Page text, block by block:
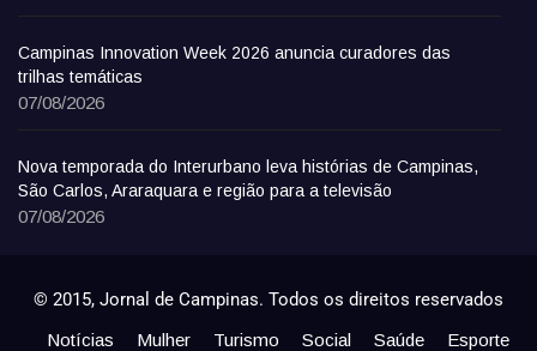
Campinas Innovation Week 2026 anuncia curadores das
trilhas temáticas
07/08/2026
Nova temporada do Interurbano leva histórias de Campinas,
São Carlos, Araraquara e região para a televisão
07/08/2026
© 2015, Jornal de Campinas. Todos os direitos reservados
Notícias Mulher Turismo Social Saúde
Esporte